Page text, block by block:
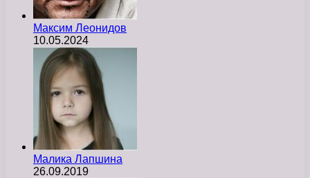
Максим Леонидов
10.05.2024
Малика Лапшина
26.09.2019